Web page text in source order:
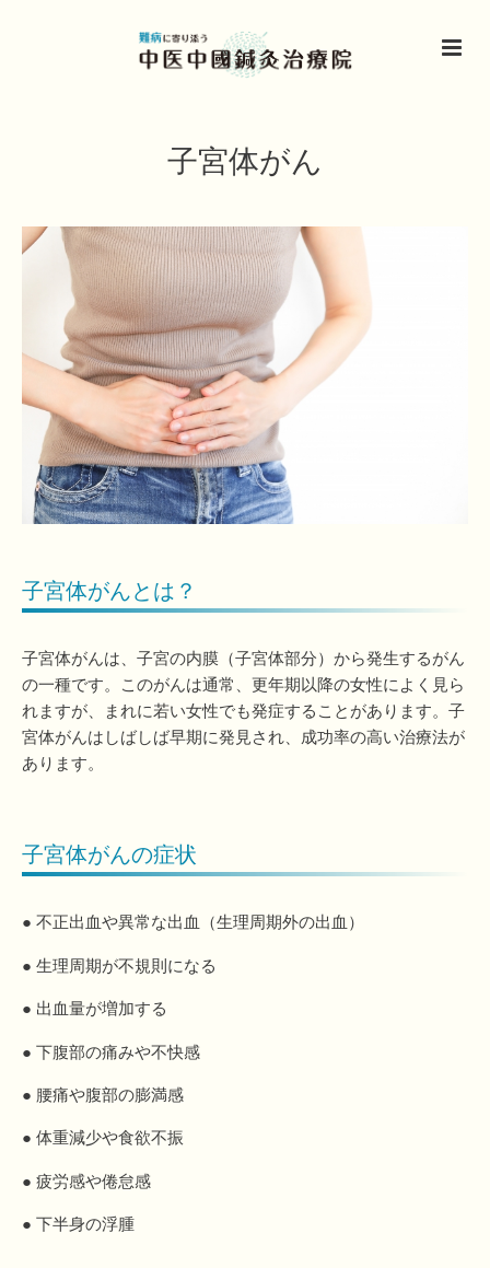
子宮体がん
子宮体がんとは？
子宮体がんは、子宮の内膜（子宮体部分）から発生するがん
の一種です。このがんは通常、更年期以降の女性によく見ら
れますが、まれに若い女性でも発症することがあります。子
宮体がんはしばしば早期に発見され、成功率の高い治療法が
あります。
子宮体がんの症状
● 不正出血や異常な出血（生理周期外の出血）
● 生理周期が不規則になる
● 出血量が増加する
● 下腹部の痛みや不快感
● 腰痛や腹部の膨満感
● 体重減少や食欲不振
● 疲労感や倦怠感
● 下半身の浮腫